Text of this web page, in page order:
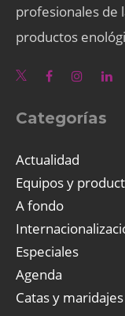
profesionales de
productos
Categorías
Actualidad
Equipos y
A fondo
Especiales
Agenda
Catas y maridajes